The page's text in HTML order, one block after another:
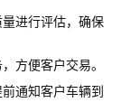
进行评估，确保
方便客户交易。
通知客户车辆到